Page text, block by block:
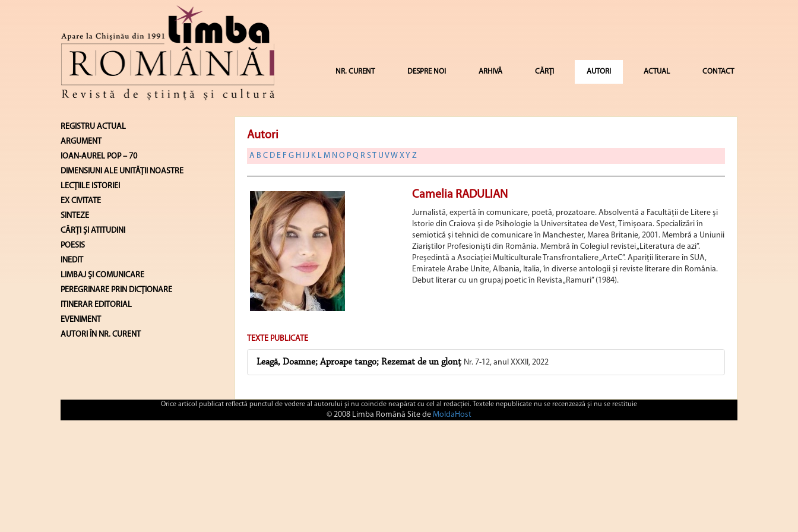
NR. CURENT DESPRE NOI ARHIVĂ CĂRȚI AUTORI ACTUAL CONTACT
REGISTRU ACTUAL
ARGUMENT
IOAN-AUREL POP – 70
DIMENSIUNI ALE UNITĂŢII NOASTRE
LECŢIILE ISTORIEI
EX CIVITATE
SINTEZE
CĂRŢI ŞI ATITUDINI
POESIS
INEDIT
LIMBAJ ŞI COMUNICARE
PEREGRINARE PRIN DICȚIONARE
ITINERAR EDITORIAL
EVENIMENT
AUTORI ÎN NR. CURENT
Autori
A B C D E F G H J K L M N O P Q R ST U VW XY Z
Camelia RADULIAN
Jurnalistă, expertă în comunicare, poetă, prozatoare. Absolventă a Facultății de Litere și
Istorie din Craiova și de Psihologie la Universitatea de Vest, Timișoara. Specializări în
semiotică și tehnici de comunicare în Manchester, Marea Britanie, 2001. Membră a Uniunii
Ziariștilor Profesioniști din România. Membră în Colegiul revistei „Literatura de azi”.
Președintă a Asociației Multiculturale Transfrontaliere „ArteC”. Apariții literare în SUA,
Emiratele Arabe Unite, Albania, Italia, în diverse antologii și reviste literare din România.
Debut literar cu un grupaj poetic în Revista „Ramuri” (1984).
TEXTE PUBLICATE
Leagă, Doamne; Aproape tango; Rezemat de un glonț Nr. 7-12, anul XXXII, 2022
Orice articol publicat reflectă punctul de vedere al autorului şi nu coincide neapărat cu cel al redacţiei. Textele nepublicate nu se recenzează şi nu se restituie
© 2008 Limba Română Site de MoldaHost